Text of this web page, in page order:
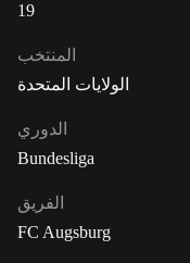
19
المنتخب
الولايات المتحدة
الدوري
Bundesliga
الفريق
FC Augsburg